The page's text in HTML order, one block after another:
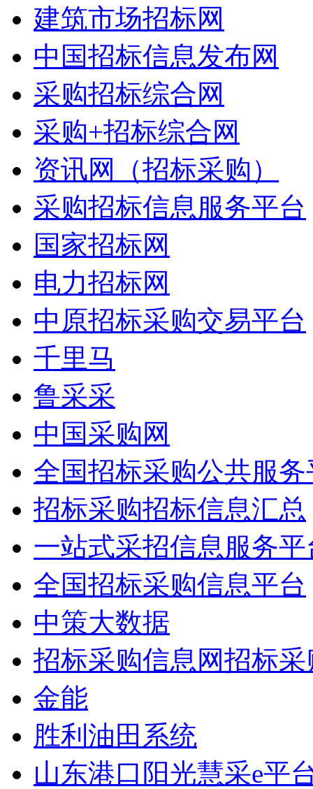
建筑市场招标网
中国招标信息发布网
采购招标综合网
采购+招标综合网
资讯网（招标采购）
采购招标信息服务平台
国家招标网
电力招标网
中原招标采购交易平台
千里马
鲁采采
中国采购网
全国招标采购公共服务
招标采购招标信息汇总
一站式采招信息服务平
全国招标采购信息平台
中策大数据
招标采购信息网招标
金能
胜利油田系统
山东港口阳光慧采e平